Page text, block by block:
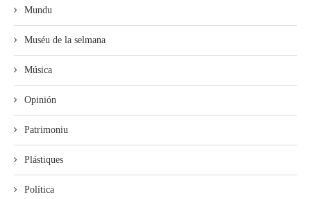
Mundu
Muséu de la selmana
Música
Opinión
Patrimoniu
Plástiques
Política